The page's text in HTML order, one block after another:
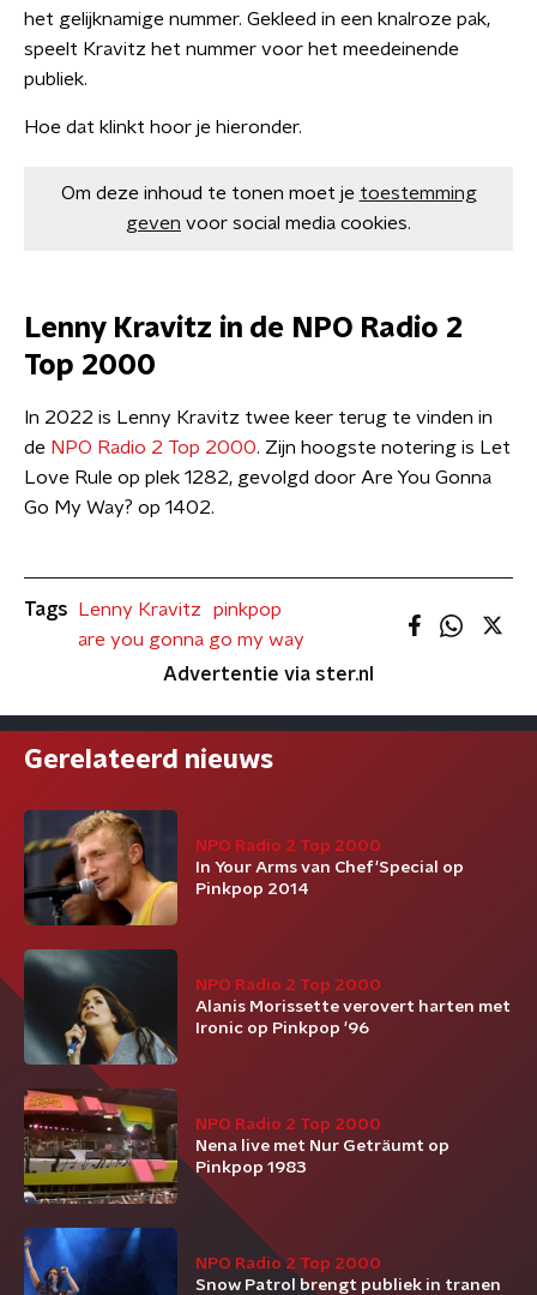
het gelijknamige nummer. Gekleed in een knalroze pak,
speelt Kravitz het nummer voor het meedeinende
publiek.
Hoe dat klinkt hoor je hieronder.
Om deze inhoud te tonen moet je toestemming
geven voor social media cookies.
Lenny Kravitz in de NPO Radio 2
Top 2000
In 2022 is Lenny Kravitz twee keer terug te vinden in
de NPO Radio 2 Top 2000. Zijn hoogste notering is Let
Love Rule op plek 1282, gevolgd door Are You Gonna
Go My Way? op 1402.
Tags Lenny Kravitz
pinkpop
are you gonna go my way
Advertentie via ster.nl
Gerelateerd nieuws
NPO Radio 2 Top 2000
In Your Arms van Chef'Special op
Pinkpop 2014
NPO Radio 2 Top 2000
Alanis Morissette verovert harten met
Ironic op Pinkpop '96
NPO Radio 2 Top 2000
Nena live met Nur Geträumt op
Pinkpop 1983
NPO Radio 2 Top 2000
Snow Patrol brengt publiek in tranen